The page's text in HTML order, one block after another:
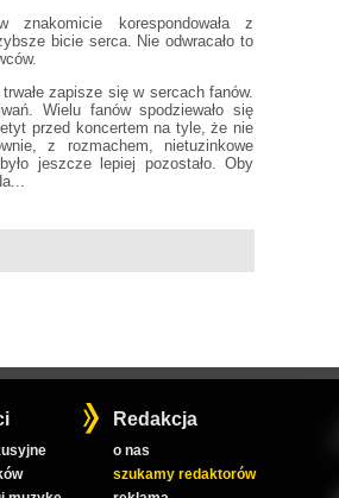
korespondowała z
bicie serca. Nie odwracało to
zapisze się w sercach fanów.
Wielu fanów spodziewało się
przed koncertem na tyle, że nie
z rozmachem, nietuzinkowe
jeszcze lepiej pozostało. Oby
Redakcja
o nas
szukamy redaktorów